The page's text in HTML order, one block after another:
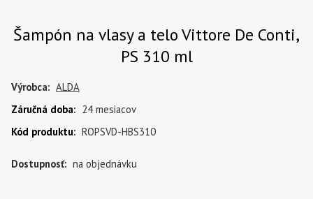
Šampón na vlasy a telo Vittore De Conti,
PS 310 ml
Výrobca: ALDA
Záručná doba: 24 mesiacov
Kód produktu: ROPSVD-HBS310
Dostupnosť: na objednávku